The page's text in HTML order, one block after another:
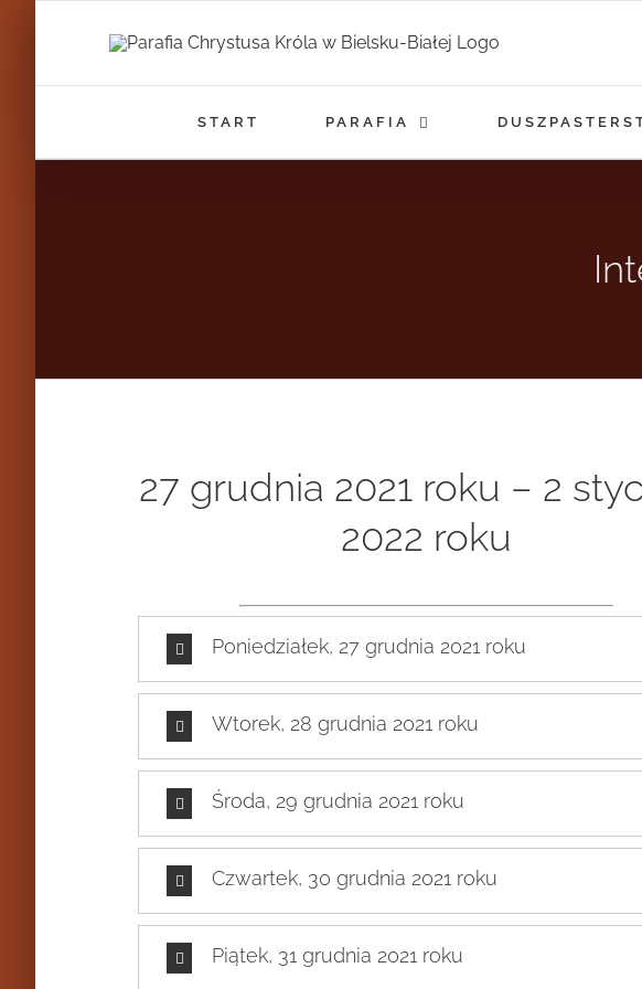
START PARAFIA
27 grudnia 2021 roku – 2
2022 roku
Poniedziałek, 27 grudnia 2021 roku
Wtorek, 28 grudnia 2021 roku
Środa, 29 grudnia 2021 roku
Czwartek, 30 grudnia 2021 roku
Piątek, 31 grudnia 2021 roku